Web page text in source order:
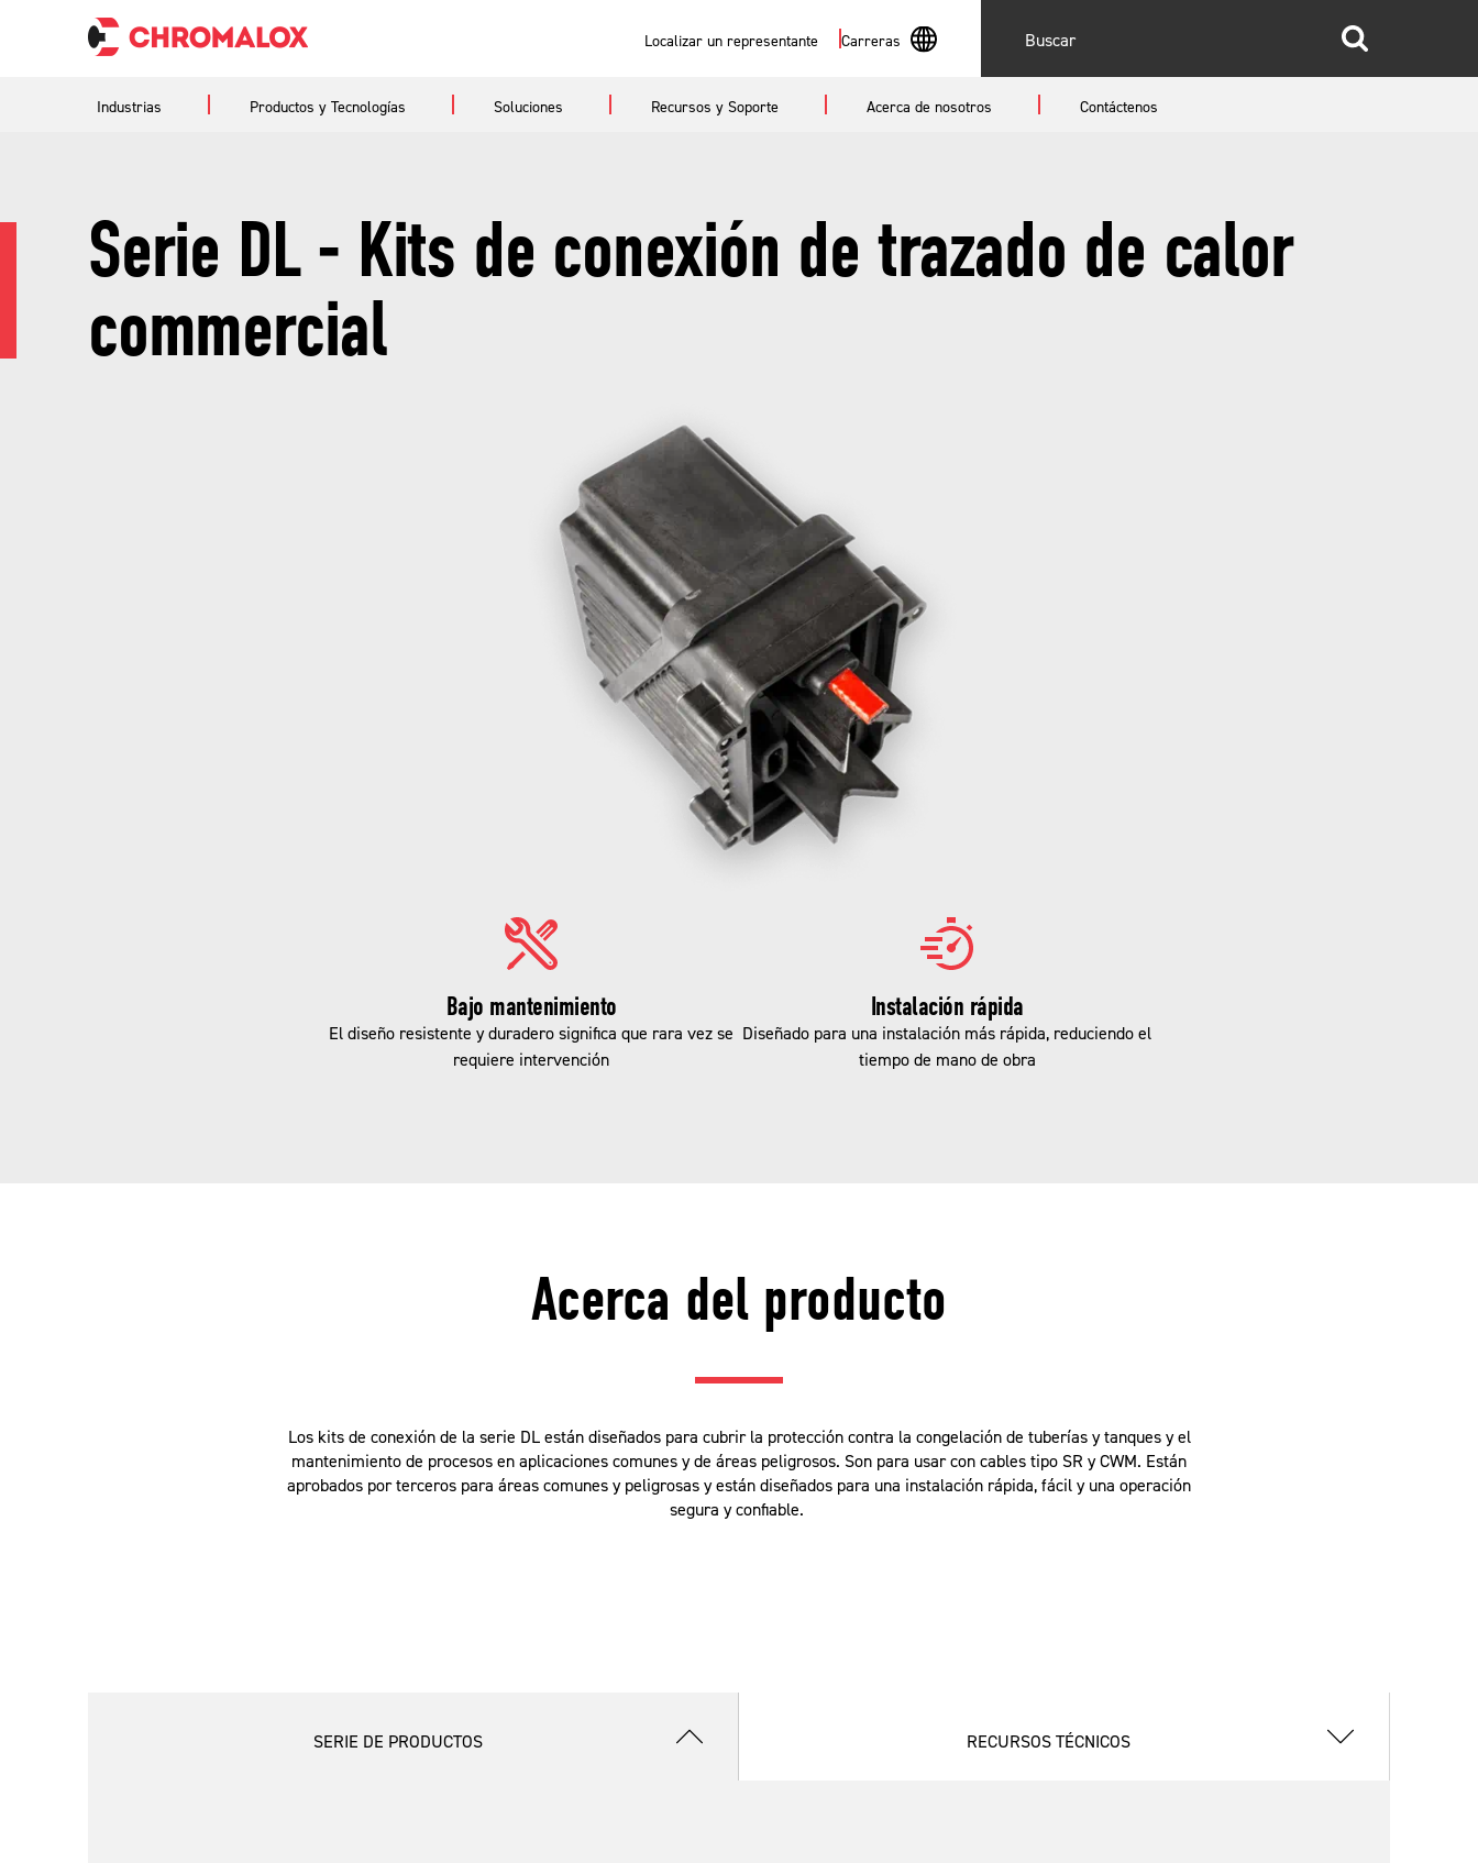
Localizar un representante Carreras
English
Buscar
Industrias Productos y Tecnologías Soluciones Recursos y Soporte Acerca de nosotros Contáctenos
Serie DL - Kits de conexión de trazado de calor
commercial
Bajo mantenimiento
El diseño resistente y duradero significa que rara vez se
requiere intervención
Instalación rápida
Diseñado para una instalación más rápida, reduciendo el
tiempo de mano de obra
Acerca del producto
Los kits de conexión de la serie DL están diseñados para cubrir la protección contra la congelación de tuberías y tanques y el
mantenimiento de procesos en aplicaciones comunes y de áreas peligrosos. Son para usar con cables tipo SR y CWM. Están
aprobados por terceros para áreas comunes y peligrosas y están diseñados para una instalación rápida, fácil y una operación
segura y confiable.
SERIE DE PRODUCTOS RECURSOS TÉCNICOS